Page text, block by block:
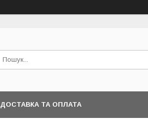
ДОСТАВКА ТА ОПЛАТА